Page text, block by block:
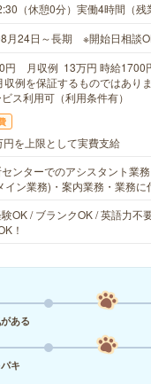
（休憩0分）実働4時間（残
月24日～長期 ※開始日相談
円 月収例 13万円 時給1700
例を保証するものではあり
ス利用可（利用条件有）
円を上限として実費支給
ンターでのアシスタント業
イン業務)・案内業務・業務
OK / ブランクOK / 英語力不
！
ある
キ